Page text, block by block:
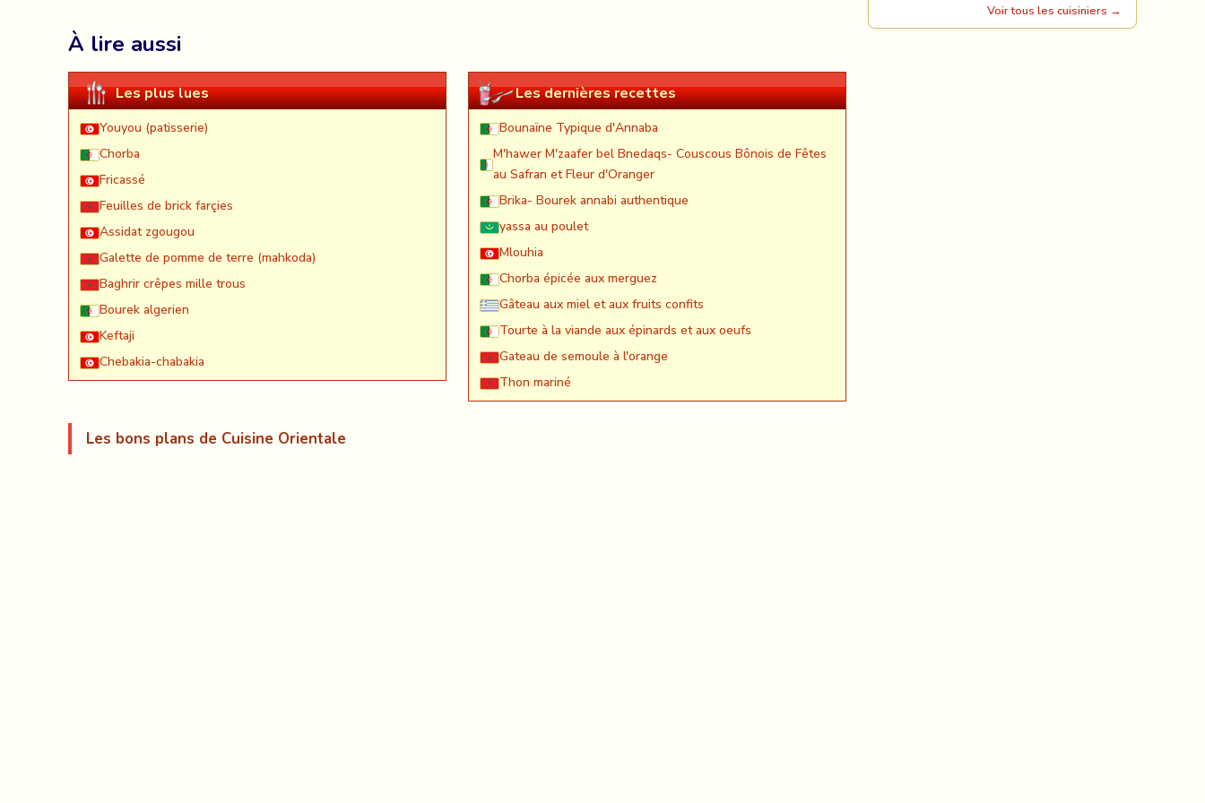
À lire aussi
Les plus lues
Youyou (patisserie)
Chorba
Fricassé
Feuilles de brick farçies
Assidat zgougou
Galette de pomme de terre (mahkoda)
Baghrir crêpes mille trous
Bourek algerien
Keftaji
Chebakia-chabakia
Les dernières recettes
Bounaïne Typique d'Annaba
M'hawer M'zaafer bel Bnedaqs- Couscous Bônois de Fêtes
au Safran et Fleur d'Oranger
Brika- Bourek annabi authentique
yassa au poulet
Mlouhia
Chorba épicée aux merguez
Gâteau aux miel et aux fruits confits
Tourte à la viande aux épinards et aux oeufs
Gateau de semoule à l'orange
Thon mariné
Les bons plans de Cuisine Orientale
Voir tous les cuisiniers →